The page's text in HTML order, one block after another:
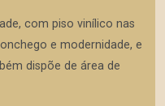
com piso vinílico nas
e modernidade, e
dispõe de área de